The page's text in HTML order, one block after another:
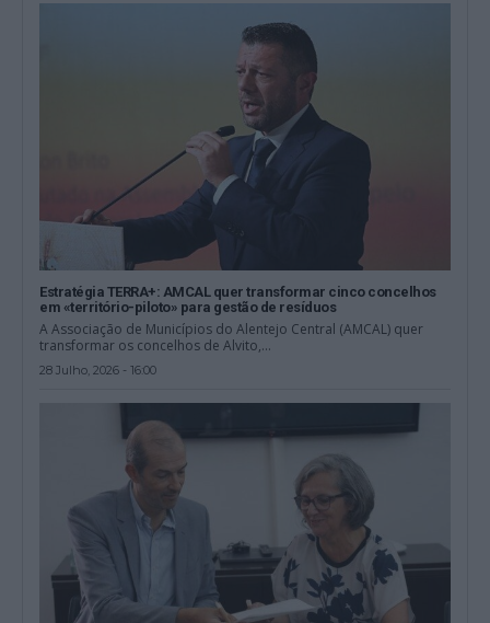
Estratégia TERRA+: AMCAL quer transformar cinco concelhos
em «território-piloto» para gestão de resíduos
A Associação de Municípios do Alentejo Central (AMCAL) quer
transformar os concelhos de Alvito,...
28 Julho, 2026 - 16:00